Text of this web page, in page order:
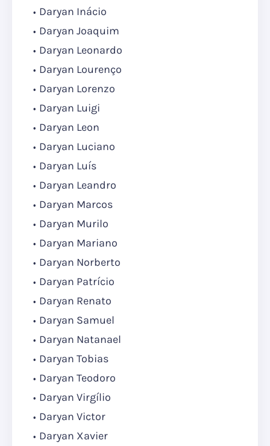
Daryan Inácio
Daryan Joaquim
Daryan Leonardo
Daryan Lourenço
Daryan Lorenzo
Daryan Luigi
Daryan Leon
Daryan Luciano
Daryan Luís
Daryan Leandro
Daryan Marcos
Daryan Murilo
Daryan Mariano
Daryan Norberto
Daryan Patrício
Daryan Renato
Daryan Samuel
Daryan Natanael
Daryan Tobias
Daryan Teodoro
Daryan Virgílio
Daryan Victor
Daryan Xavier